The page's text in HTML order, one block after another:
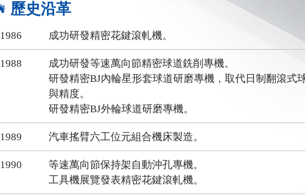
歷史沿革
1986 成功研發精密花鍵滾軋機。
1988
成功研發等速萬向節精密球道銑削專機。
研發精密BJ內輪星形套球道研磨專機，取代日制翻滾式
與精度。
研發精密BJ外輪球道研磨專機。
1989 汽車搖臂六工位元組合機床製造。
1990
等速萬向節保持架自動沖孔專機。
工具機展覽發表精密花鍵滾軋機。